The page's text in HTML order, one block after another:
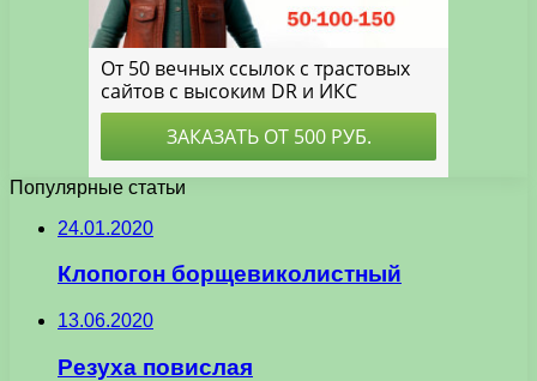
Популярные статьи
24.01.2020
Клопогон борщевиколистный
13.06.2020
Резуха повислая